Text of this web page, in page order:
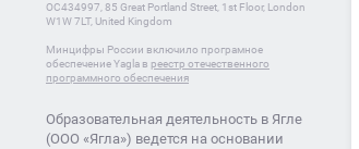
OC434997, 85 Great Portland Street, 1st Floor, London
W1W 7LT, United Kingdom
Минцифры России включило програмное
обеспечение Yagla в реестр отечественного
программного обеспечения
Образовательная деятельность в Ягле
(ООО «Ягла») ведется на основании